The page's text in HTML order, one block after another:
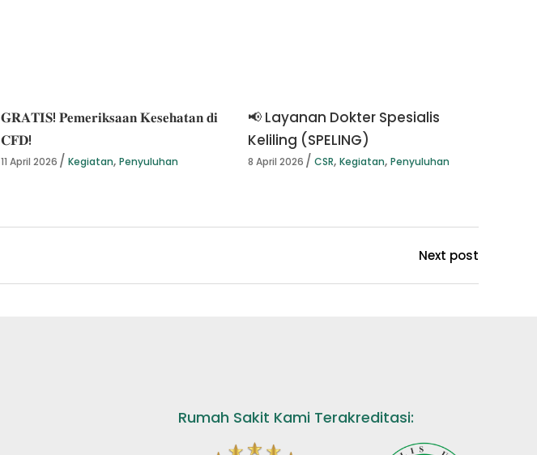
𝐆𝐑𝐀𝐓𝐈𝐒! 𝐏𝐞𝐦𝐞𝐫𝐢𝐤𝐬𝐚𝐚𝐧 𝐊𝐞𝐬𝐞𝐡𝐚𝐭𝐚𝐧 𝐝𝐢
𝐂𝐅𝐃!
11 April 2026 Kegiatan, Penyuluhan
📢 Layanan Dokter Spesialis
Keliling (SPELING)
8 April 2026 CSR, Kegiatan, Penyuluhan
Next post
Rumah Sakit Kami Terakreditasi: